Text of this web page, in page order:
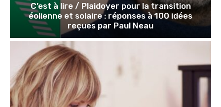
C’est à lire / Plaidoyer pour la transition
éolienne et solaire : réponses à 100 idées
reçues par Paul Neau